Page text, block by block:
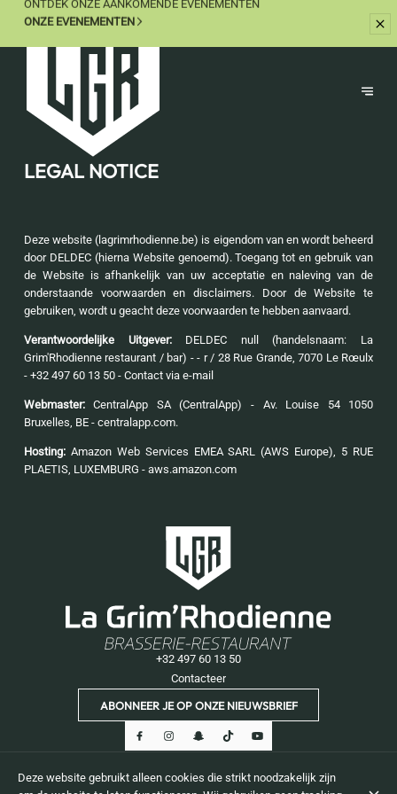
ONZE GERECHTEN KUNNENOOK WORDEN MEEGENOMEN
BESTEL NU
LEGAL NOTICE
Deze website (lagrimrhodienne.be) is eigendom van en wordt beheerd
door DELDEC (hierna Website genoemd). Toegang tot en gebruik van
de Website is afhankelijk van uw acceptatie en naleving van de
onderstaande voorwaarden en disclaimers. Door de Website te
gebruiken, wordt u geacht deze voorwaarden te hebben aanvaard.
Verantwoordelijke Uitgever:DELDEC null (handelsnaam: La
Grim'Rhodienne restaurant / bar) - - r / 28 Rue Grande, 7070 Le Rœulx
- +32 497 60 13 50 - Contact via e-mail
Webmaster:CentralApp SA (CentralApp) - Av. Louise 54 1050
Bruxelles, BE - centralapp.com.
Hosting: Amazon Web Services EMEA SARL (AWS Europe), 5 RUE
PLAETIS, LUXEMBURG - aws.amazon.com
+32 497 60 13 50
Contacteer
ABONNEER JE OP ONZE NIEUWSBRIEF
© La Grim'Rhodienne restaurant / bar 2026
Deze website gebruikt alleen cookies die strikt noodzakelijk zijn